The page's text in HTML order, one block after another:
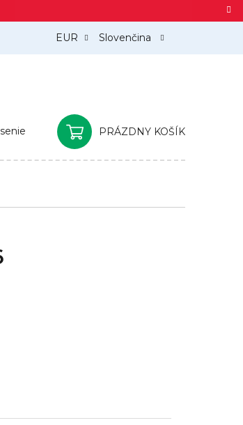
EUR Slovenčina
NÁKUPNÝ
PRÁZDNY KOŠÍK